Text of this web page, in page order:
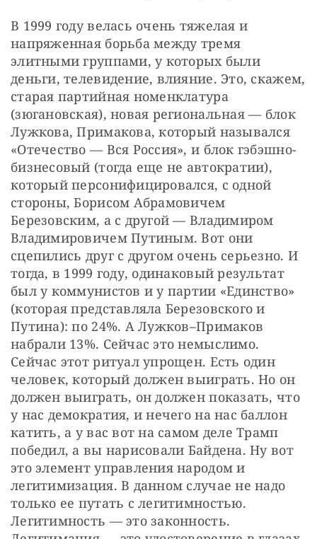
В 1999 году велась очень тяжелая и
напряженная борьба между тремя
элитными группами, у которых были
деньги, телевидение, влияние. Это, скажем,
старая партийная номенклатура
(зюгановская), новая региональная — блок
Лужкова, Примакова, который назывался
«Отечество — Вся Россия», и блок гэбэшно-
бизнесовый (тогда еще не автократии),
который персонифицировался, с одной
стороны, Борисом Абрамовичем
Березовским, а с другой — Владимиром
Владимировичем Путиным. Вот они
сцепились друг с другом очень серьезно. И
тогда, в 1999 году, одинаковый результат
был у коммунистов и у партии «Единство»
(которая представляла Березовского и
Путина): по 24%. А Лужков–Примаков
набрали 13%. Сейчас это немыслимо.
Сейчас этот ритуал упрощен. Есть один
человек, который должен выиграть. Но он
должен выиграть, он должен показать, что
у нас демократия, и нечего на нас баллон
катить, а у вас вот на самом деле Трамп
победил, а вы нарисовали Байдена. Ну вот
это элемент управления народом и
легитимизация. В данном случае не надо
только ее путать с легитимностью.
Легитимность — это законность.